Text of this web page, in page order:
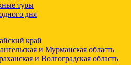
туры
дня
край
и Мурманская область
и Волгоградская область